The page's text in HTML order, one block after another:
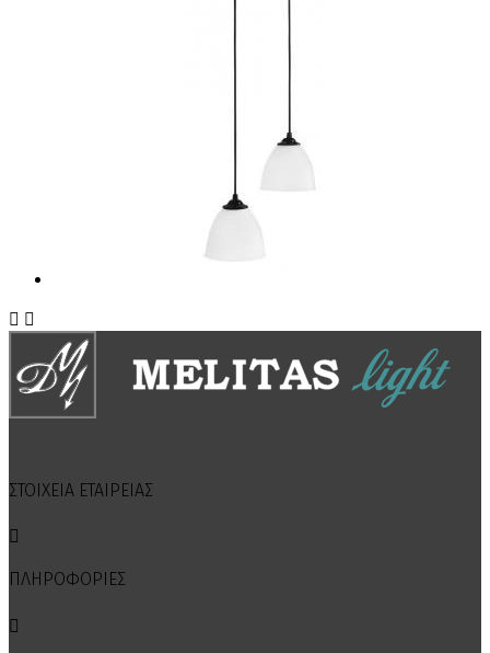
 
ΣΤΟΙΧΕΙΑ ΕΤΑΙΡΕΙΑΣ

ΠΛΗΡΟΦΟΡΙΕΣ
